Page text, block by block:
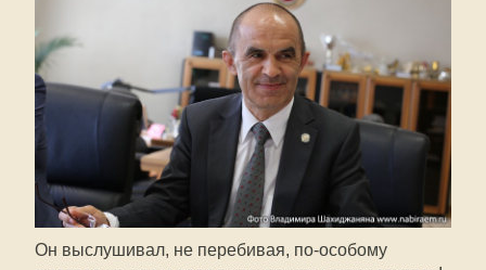
Он выслушивал, не перебивая, по-особому